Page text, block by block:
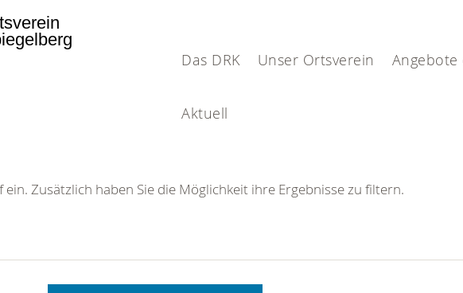
Das DRK Unser Ortsverein Angebote
Aktuell
ein. Zusätzlich haben Sie die Möglichkeit ihre Ergebnisse zu filtern.